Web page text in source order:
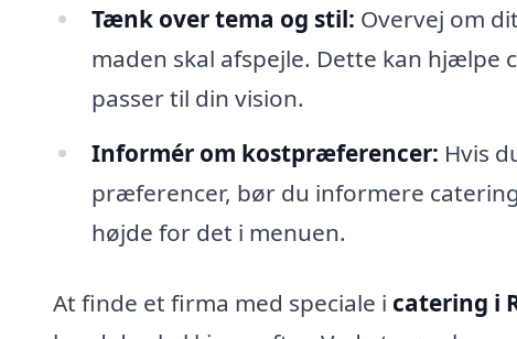
Tænk over tema og stil: Overvej om
maden skal afspejle. Dette kan
passer til din vision.
Informér om kostpræferencer: Hvis
præferencer, bør du informere
højde for det i menuen.
At finde et firma med speciale i catering i